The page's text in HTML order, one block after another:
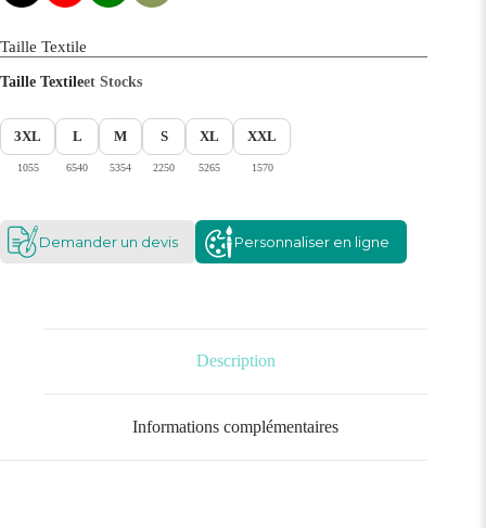
Taille Textile
Taille Textileet Stocks
3XL
1055
L
6540
M
5354
S
2250
XL
5265
XXL
1570
Demander un devis Personnaliser en ligne
Description
Informations complémentaires